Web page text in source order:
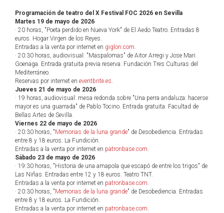
Programación de teatro del X Festival FOC 2026 en Sevilla
Martes 19 de mayo de 2026
· 20 horas, "Poeta perdido en Nueva York" de El Aedo Teatro. Entradas 8
euros. Hogar Virgen de los Reyes.
Entradas a la venta por internet en giglon.com.
· 20:30 horas, audiovisual: "Maspalomas" de Aitor Arregi y Jose Mari
Goenaga. Entrada gratuita previa reserva. Fundación Tres Culturas del
Mediterráneo.
Reservas por internet en eventbrite.es.
Jueves 21 de mayo de 2026
· 19 horas, audiovisual: mesa redonda sobre "Una perra andaluza: hacerse
mayor es una guarrada" de Pablo Tocino. Entrada gratuita. Facultad de
Bellas Artes de Sevilla.
Viernes 22 de mayo de 2026
· 20:30 horas, "Memorias de la luna grande" de Desobediencia. Entradas
entre 8 y 18 euros. La Fundición.
Entradas a la venta por internet en patronbase.com.
Sábado 23 de mayo de 2026
· 19:30 horas, "Historia de una amapola que escapó de entre los trigos" de
Las Niñas. Entradas entre 12 y 18 euros. Teatro TNT.
Entradas a la venta por internet en patronbase.com.
· 20:30 horas, "Memorias de la luna grande" de Desobediencia. Entradas
entre 8 y 18 euros. La Fundición.
Entradas a la venta por internet en patronbase.com.